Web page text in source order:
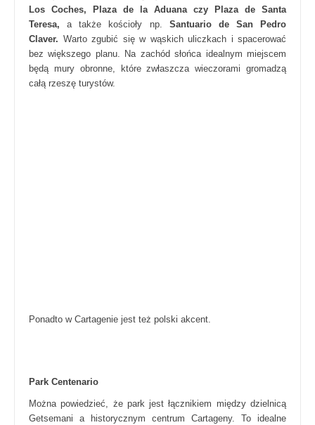
Los Coches, Plaza de la Aduana czy Plaza de Santa
Teresa,a także kościoły np. Santuario de San Pedro
Claver. Warto zgubić się w wąskich uliczkach i spacerować
bez większego planu. Na zachód słońca idealnym miejscem
będą mury obronne, które zwłaszcza wieczorami gromadzą
całą rzeszę turystów.
Ponadto w Cartagenie jest też polski akcent.
Park Centenario
Można powiedzieć, że park jest łącznikiem między dzielnicą
Getsemani a historycznym centrum Cartageny. To idealne